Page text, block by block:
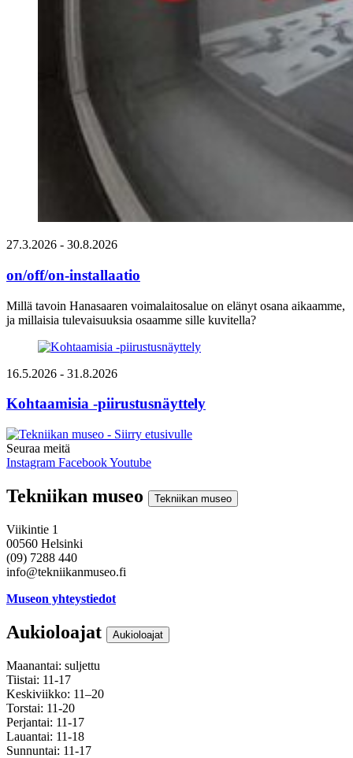
27.3.2026 - 30.8.2026
on/off/on-installaatio
Millä tavoin Hanasaaren voimalaitosalue on elänyt osana aikaamme,
ja millaisia tulevaisuuksia osaamme sille kuvitella?
16.5.2026 - 31.8.2026
Kohtaamisia -piirustusnäyttely
Seuraa meitä
Instagram FacebookYoutube
Tekniikan museo Tekniikan museo
Viikintie 1
00560 Helsinki
(09) 7288 440
info@tekniikanmuseo.fi
Museon yhteystiedot
Aukioloajat Aukioloajat
Maanantai: suljettu
Tiistai: 11-17
Keskiviikko: 11–20
Torstai: 11-20
Perjantai: 11-17
Lauantai: 11-18
Sunnuntai: 11-17